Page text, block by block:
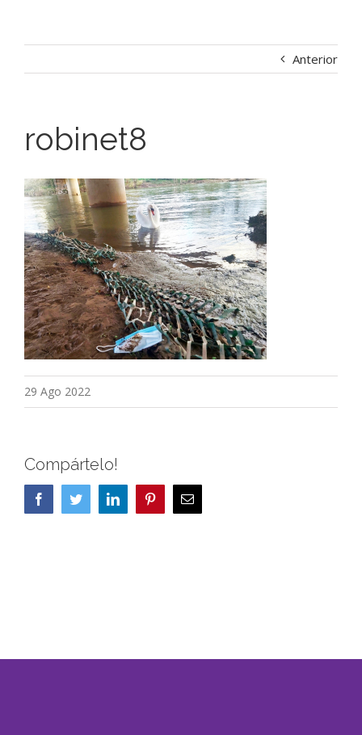
Anterior
robinet8
29 Ago 2022
Compártelo!
FacebookTwitterLinkedIn PinterestCorreo
electrónico